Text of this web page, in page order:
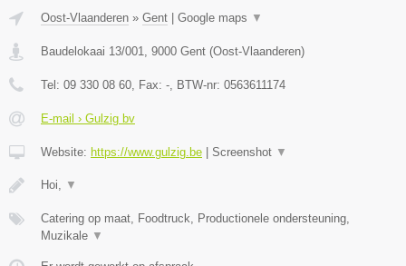
Oost-Vlaanderen » Gent Google maps ▼
Baudelokaai 13/001 9000 Gent (Oost-Vlaanderen)
Tel: 09 330 08 60 , Fax: - , BTW-nr: 0563611174
E-mail › Gulzig bv
Website: https://www.gulzig.be Screenshot ▼
Hoi, ▼
Catering op maat, Foodtruck, Productionele ondersteuning,
Muzikale ▼